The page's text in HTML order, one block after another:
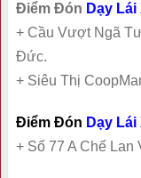
Điểm Đón Dạy Lái
+ Cầu Vượt Ngã
Đức.
+ Siêu Thị
Điểm Đón Dạy
+ Số 77 A Chế Lan